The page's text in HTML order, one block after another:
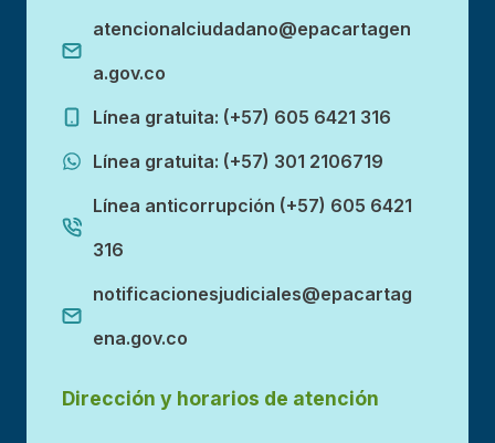
atencionalciudadano@epacartagen
a.gov.co
Línea gratuita: (+57) 605 6421 316
Línea gratuita: (+57) 301 2106719
Línea anticorrupción (+57) 605 6421
316
notificacionesjudiciales@epacartag
ena.gov.co
Dirección y horarios de atención